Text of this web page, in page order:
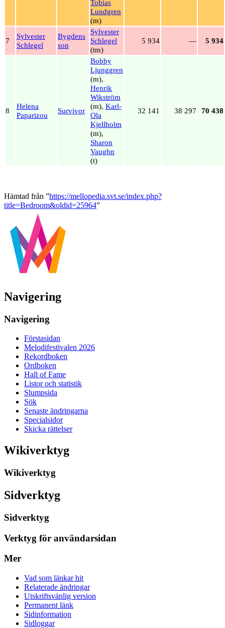
Tobias
Lundgren
(m)
7
Sylvester
Schlegel
Bygdens
son
Sylvester
Schlegel
(tm)
5 934 — 5 934
8
Helena
Paparizou
Survivor
Bobby
Ljunggren
(m),
Henrik
Wikström
(m), Karl-
Ola
Kjellholm
(m),
Sharon
Vaughn
(t)
32 141 38 297 70 438
Hämtad från ”https://mellopedia.svt.se/index.php?
title=Bedroom&oldid=25964”
Navigering
Navigering
Förstasidan
Melodifestivalen 2026
Rekordboken
Ordboken
Hall of Fame
Listor och statistik
Slumpsida
Sök
Senaste ändringarna
Specialsidor
Skicka rättelser
Wikiverktyg
Wikiverktyg
Sidverktyg
Sidverktyg
Verktyg för användarsidan
Mer
Vad som länkar hit
Relaterade ändringar
Utskriftsvänlig version
Permanent länk
Sidinformation
Sidloggar